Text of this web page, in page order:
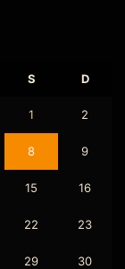
S D
1 2
8 9
15 16
22 23
29 30